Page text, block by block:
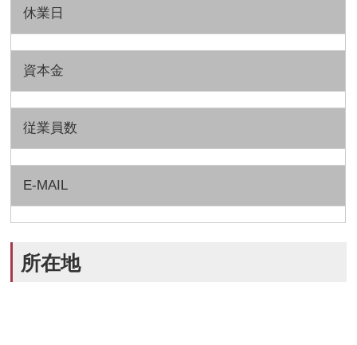
休業日
資本金
従業員数
E-MAIL
所在地